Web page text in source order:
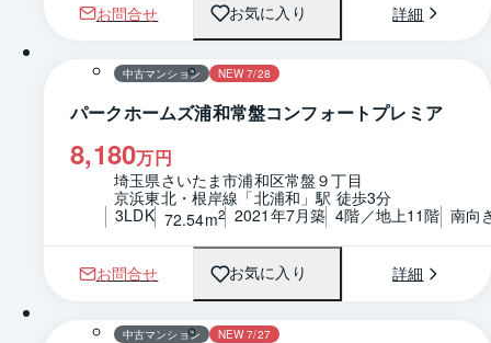
お問合せ お気に入り 詳細
1 / 0 間取り
中古マンション NEW 7/28
パークホームズ浦和常盤コンフォートプレミア
8,180万円
埼玉県さいたま市浦和区常盤９丁目
京浜東北・根岸線「北浦和」駅 徒歩3分
3LDK 72.54m2 2021年7月築 4階／地上11階 南向
お問合せ お気に入り 詳細
1 / 0 間取り
中古マンション NEW 7/27